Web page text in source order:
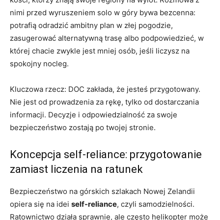
nimi przed wyruszeniem solo w góry bywa bezcenna:
potrafią odradzić ambitny plan w złej pogodzie,
zasugerować alternatywną trasę albo podpowiedzieć, w
której chacie zwykle jest mniej osób, jeśli liczysz na
spokojny nocleg.
Kluczowa rzecz: DOC zakłada, że jesteś przygotowany.
Nie jest od prowadzenia za rękę, tylko od dostarczania
informacji. Decyzje i odpowiedzialność za swoje
bezpieczeństwo zostają po twojej stronie.
Koncepcja self-reliance: przygotowanie
zamiast liczenia na ratunek
Bezpieczeństwo na górskich szlakach Nowej Zelandii
opiera się na idei self-reliance, czyli samodzielności.
Ratownictwo działa sprawnie, ale często helikopter może